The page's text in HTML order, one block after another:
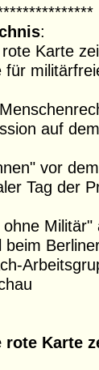
:
Karte
für
auf
vor
Tag der
beim
rote Karte